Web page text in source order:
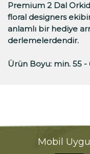
Premium 2 Dal
floral designers
anlamlı bir hediye
derlemelerdendir.
Ürün Boyu: min. 55 -
Mobil